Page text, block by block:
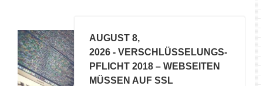
AUGUST 8,
2026 - VERSCHLÜSSELUNGS-
PFLICHT 2018 – WEBSEITEN
MÜSSEN AUF SSL